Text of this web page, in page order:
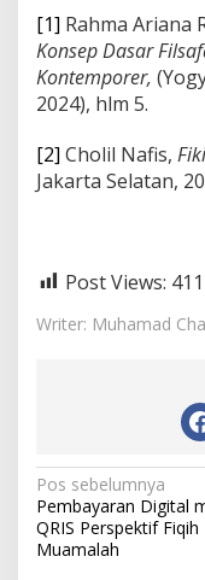
[1] Rahma Ariana
Konsep Dasar
Kontemporer,
2024), hlm 5.
[2] Cholil Nafis,
Jakarta Selatan,
Post Views: 411
Writer: Muhamad
N
a
v
Pos sebelumnya
Pembayaran Digital
QRIS Perspektif Fiqih
Muamalah